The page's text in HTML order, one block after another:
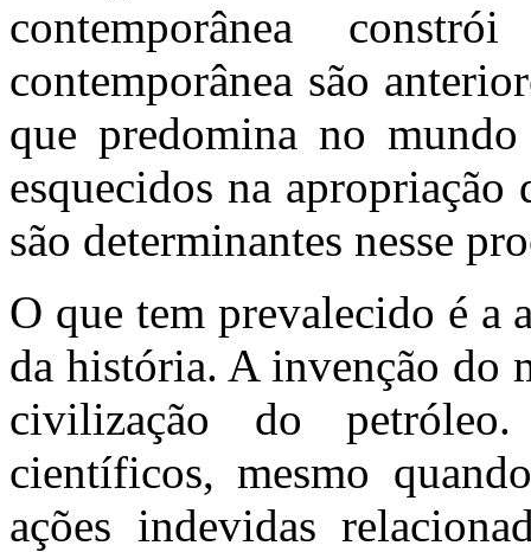
contemporânea
contemporânea são
que predomina no
esquecidos na
são determinantes nesse
O que tem prevalecido é a
da história. A invenção do
civilização do
científicos, mesmo
ações indevidas